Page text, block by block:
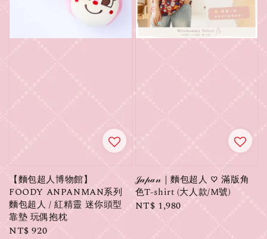
【麵包超人博物館】
FOODY ANPANMAN系列
麵包超人 / 紅精靈 迷你頭型
靠墊 玩偶抱枕
Regular
NT$ 920
𝒥𝒶𝓅𝒶𝓃｜麵包超人 ♡ 滿版角
色T-shirt (大人款/M號)
Regular
NT$ 1,980